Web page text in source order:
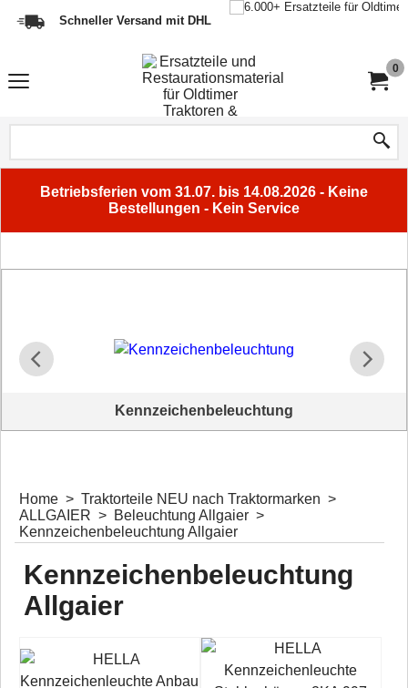
Schneller Versand mit DHL
0
Betriebsferien vom 31.07. bis 14.08.2026 - Keine
Bestellungen - Kein Service
Kennzeichenbeleuchtung
Home > Traktorteile NEU nach Traktormarken >
ALLGAIER > Beleuchtung Allgaier >
Kennzeichenbeleuchtung Allgaier
Kennzeichenbeleuchtung
Allgaier